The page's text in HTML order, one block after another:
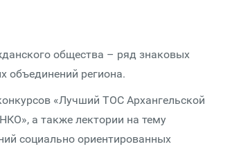
общества – ряд знаковых
объединений региона.
«Лучший ТОС Архангельской
а также лектории на тему
социально ориентированных